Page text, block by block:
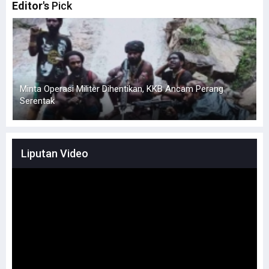
Editor's Pick
Minta Operasi Militer Dihentikan, KKB Ancam Perang
Serentak
Liputan Video